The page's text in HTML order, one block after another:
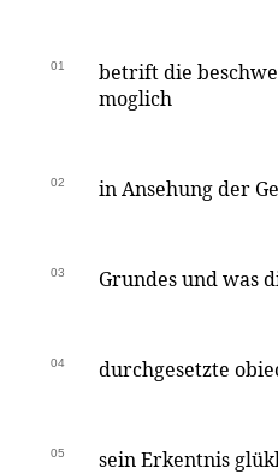
01
betrift die
moglich
02 in Ansehung der
03 Grundes und was
04 durchgesetzte
05 sein Erkentnis